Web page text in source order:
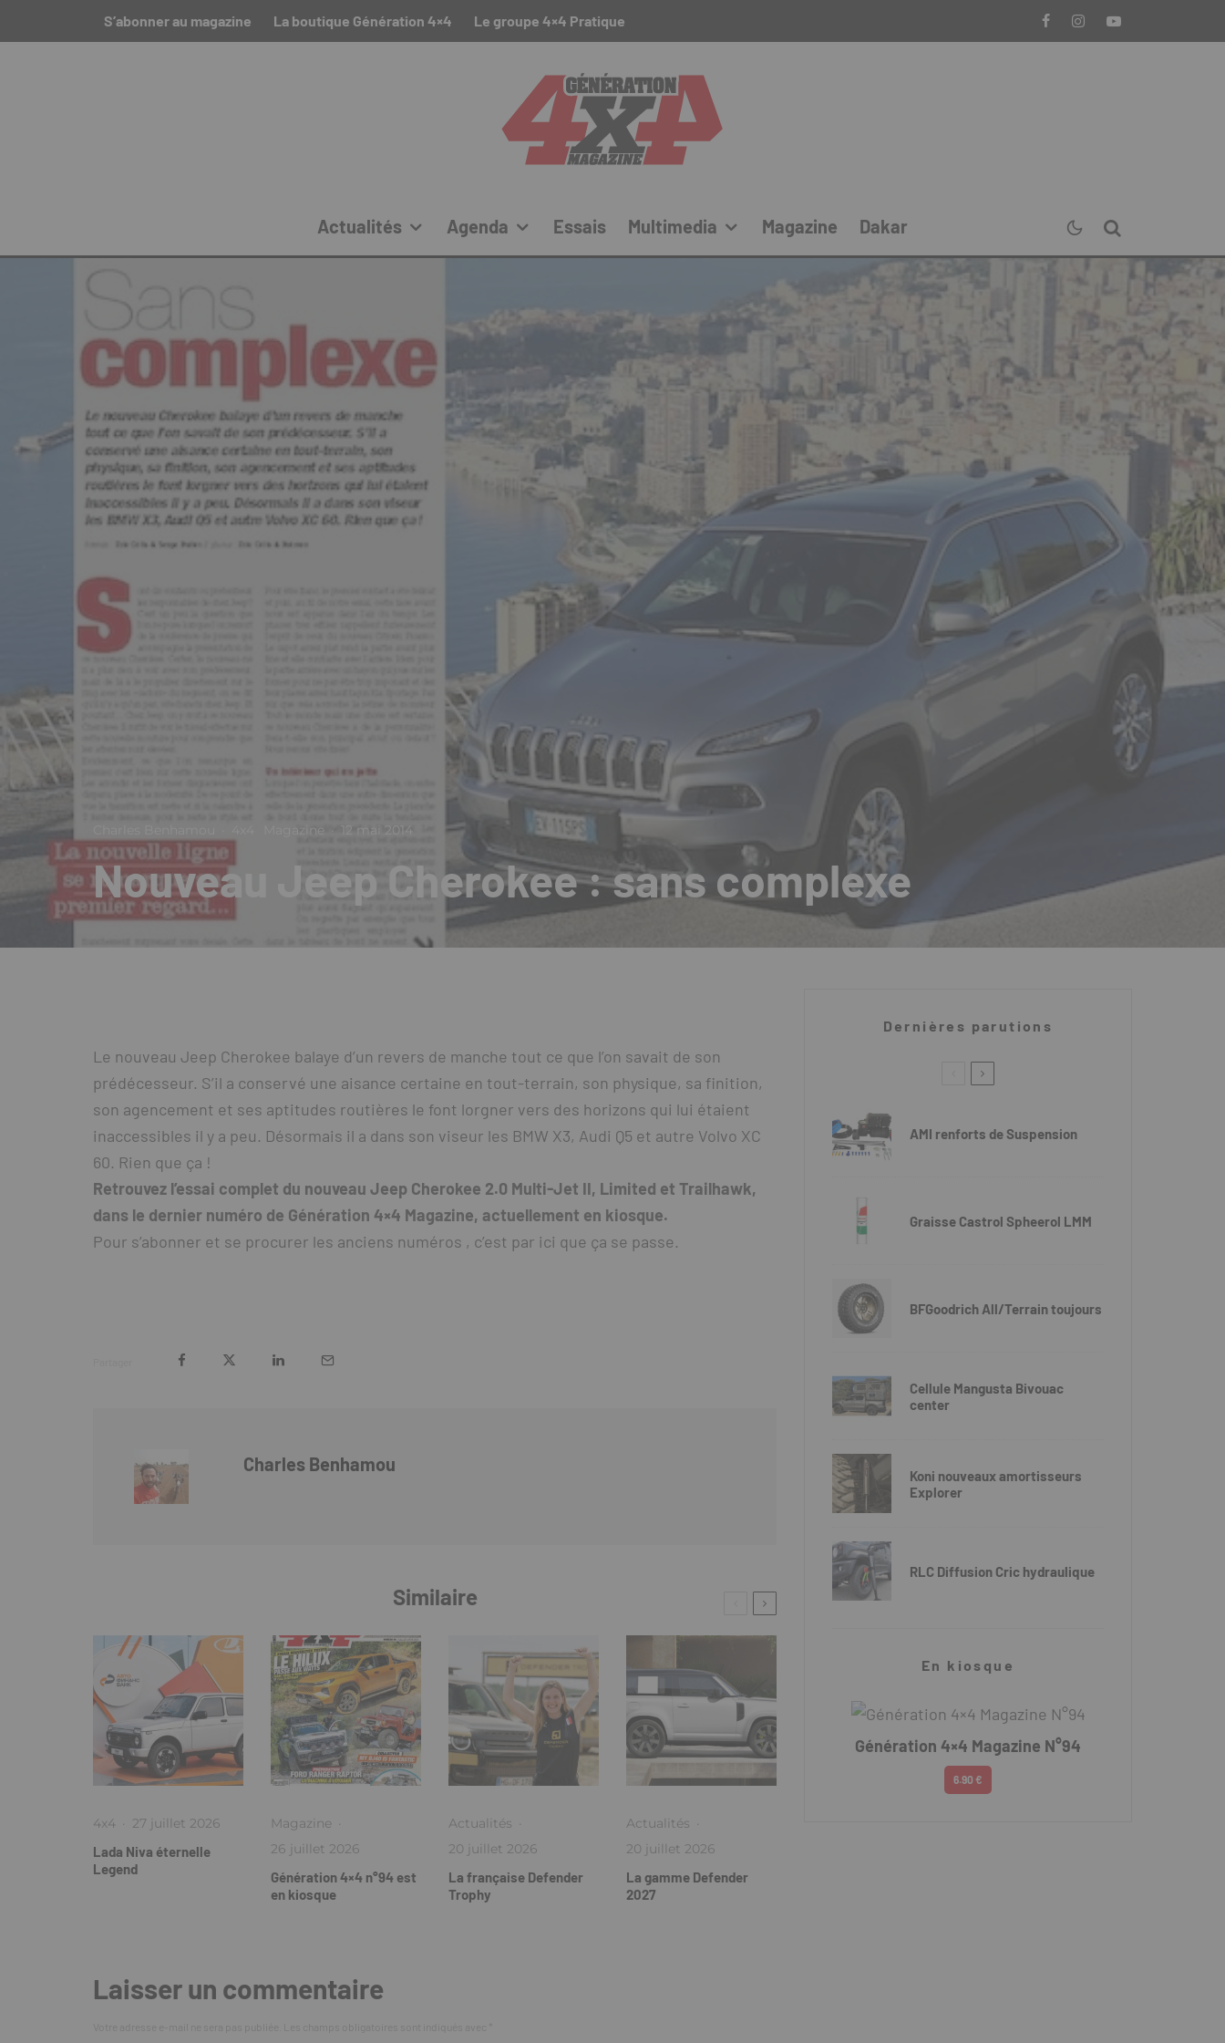
S’abonner au magazine La boutique Génération 4×4 Le groupe 4×4 Pratique
Actualités Agenda Essais Multimedia Magazine Dakar
Magazine 12 mai 2014
Nouveau Jeep Cherokee : sans complexe
Le nouveau Jeep Cherokee balaye d’un revers de manche tout ce que l’on savait de son
prédécesseur. S’il a conservé une aisance certaine en tout-terrain, son physique, sa finition,
son agencement et ses aptitudes routières le font lorgner vers des horizons qui lui étaient
inaccessibles il y a peu. Désormais il a dans son viseur les BMW X3, Audi Q5 et autre Volvo XC
60. Rien que ça !
Retrouvez l’essai complet du nouveau Jeep Cherokee 2.0 Multi-Jet II, Limited et Trailhawk,
dans le dernier numéro de Génération 4×4 Magazine, actuellement en kiosque.
Pour s’abonner et se procurer les anciens numéros , c’est par ici que ça se passe.
Charles Benhamou
Similaire
4x4 · 27 juillet 2026
Lada Niva éternelle
Legend
Magazine ·
26 juillet 2026
Génération 4×4 n°94 est
en kiosque
Actualités ·
20 juillet 2026
La française Defender
Trophy
Actualités ·
20 juillet 2026
La gamme Defender
2027
Laisser un commentaire
Dernières parutions
AMI renforts de Suspension
Graisse Castrol Spheerol LMM
BFGoodrich All/Terrain toujours
Cellule Mangusta Bivouac
center
Koni nouveaux amortisseurs
Explorer
RLC Diffusion Cric hydraulique
En kiosque
Génération 4×4 Magazine N°94
6.90 €